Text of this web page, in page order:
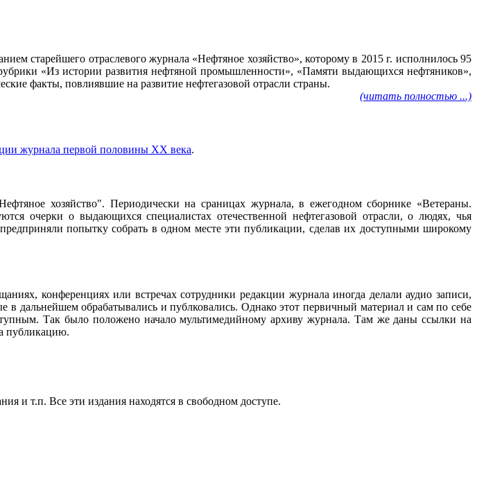
старейшего отраслевого журнала «Нефтяное хозяйство», которому в 2015 г. исполнилось 95
«Из истории развития нефтяной промышленности», «Памяти выдающихся нефтяников»,
факты, повлиявшие на развитие нефтегазовой отрасли страны.
(читать полностью ...)
журнала первой половины ХХ века.
хозяйство". Периодически на сраницах журнала, в ежегодном сборнике «Ветераны.
очерки о выдающихся специалистах отечественной нефтегазовой отрасли, о людях, чья
предприняли попытку собрать в одном месте эти публикации, сделав их доступными широкому
конференциях или встречах сотрудники редакции журнала иногда делали аудио записи,
дальнейшем обрабатывались и публковались. Однако этот первичный материал и сам по себе
Так было положено начало мультимедийному архиву журнала. Там же даны ссылки на
публикацию.
и т.п. Все эти издания находятся в свободном доступе.